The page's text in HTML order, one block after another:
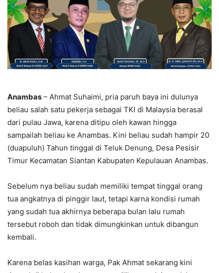
Anambas – Ahmat Suhaimi, pria paruh baya ini dulunya
beliau salah satu pekerja sebagai TKI di Malaysia berasal
dari pulau Jawa, karena ditipu oleh kawan hingga
sampailah beliau ke Anambas. Kini beliau sudah hampir 20
(duapuluh) Tahun tinggal di Teluk Denung, Desa Pesisir
Timur Kecamatan Siantan Kabupaten Kepulauan Anambas.
Sebelum nya beliau sudah memiliki tempat tinggal orang
tua angkatnya di pinggir laut, tetapi karna kondisi rumah
yang sudah tua akhirnya beberapa bulan lalu rumah
tersebut roboh dan tidak dimungkinkan untuk dibangun
kembali.
Karena belas kasihan warga, Pak Ahmat sekarang kini